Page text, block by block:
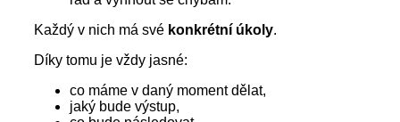
Každý v nich má své konkrétní úkoly.
Díky tomu je vždy jasné:
co máme v daný moment dělat,
jaký bude výstup,